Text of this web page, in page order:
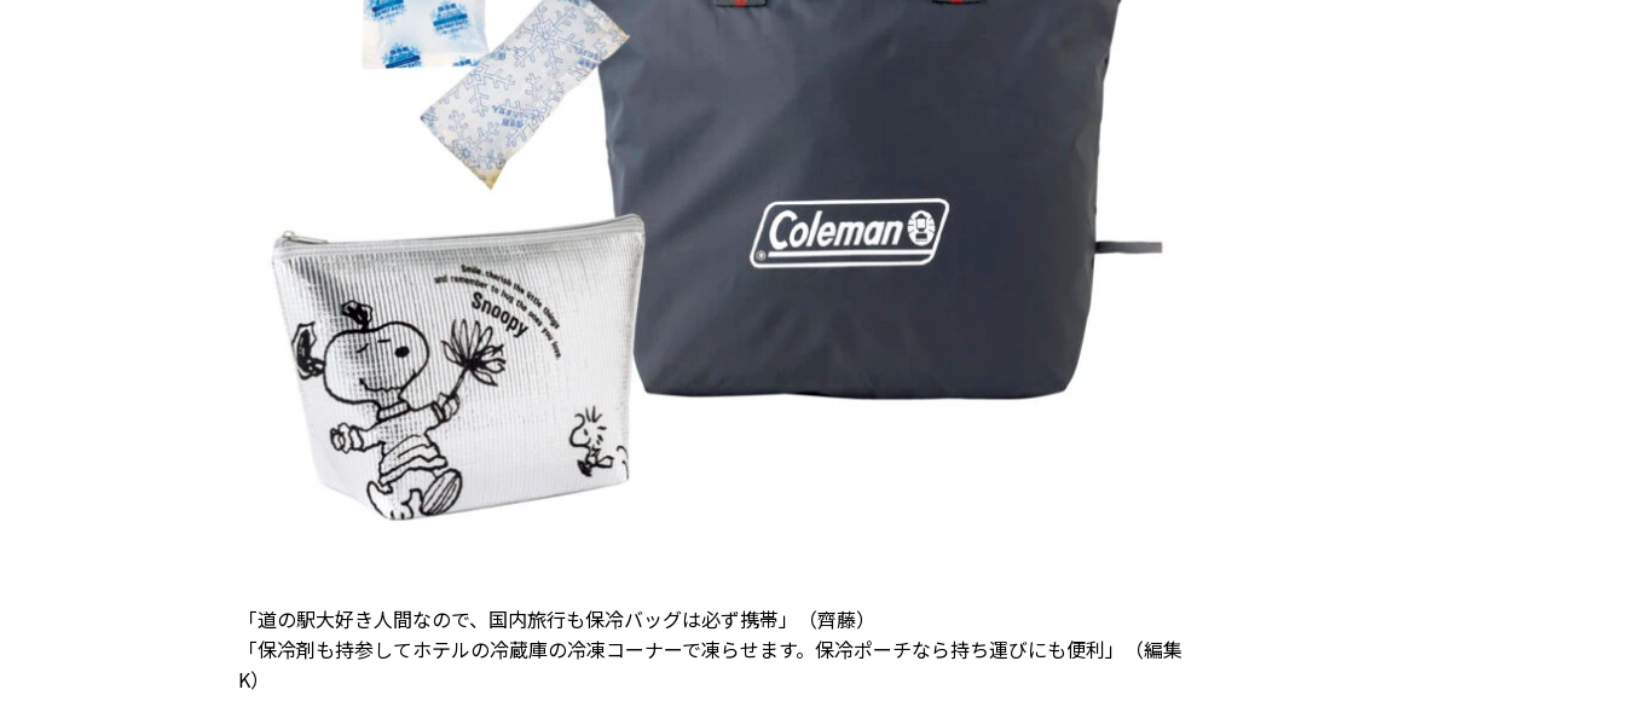
「道の駅大好き人間なので、国内旅行も保冷バッグは必ず携帯」（齊藤）
「保冷剤も持参してホテルの冷蔵庫の冷凍コーナーで凍らせます。保冷ポーチなら持ち運びにも便利」（編集
K）